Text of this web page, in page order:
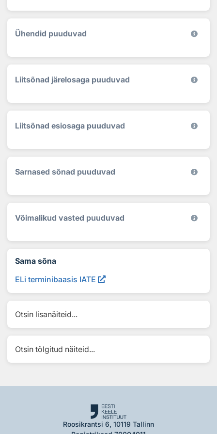
Ühendid puuduvad
Liitsõnad järelosaga puuduvad
Liitsõnad esiosaga puuduvad
Sarnased sõnad puuduvad
Võimalikud vasted puuduvad
Sama sõna
ELi terminibaasis IATE
Otsin lisanäiteid...
Otsin tõlgitud näiteid...
Roosikrantsi 6, 10119 Tallinn